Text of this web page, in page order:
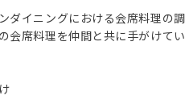
ダイニングにおける会席料理の
会席料理を仲間と共に手がけて